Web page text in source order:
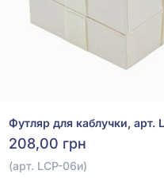
208,00 грн
(арт. LCP-06и)